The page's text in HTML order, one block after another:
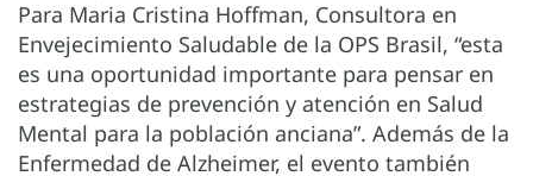
Para Maria Cristina Hoffman, Consultora en
Envejecimiento Saludable de la OPS Brasil, “esta
es una oportunidad importante para pensar en
estrategias de prevención y atención en Salud
Mental para la población anciana”. Además de la
Enfermedad de Alzheimer, el evento también